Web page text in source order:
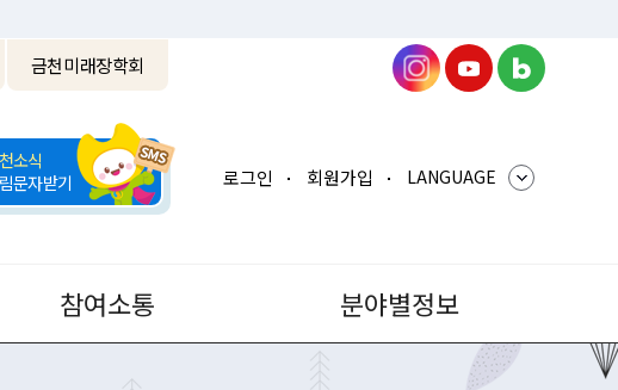
금천미래장학회
소식
문자받기
로그인 회원가입 LANGUAGE
참여소통 분야별정보